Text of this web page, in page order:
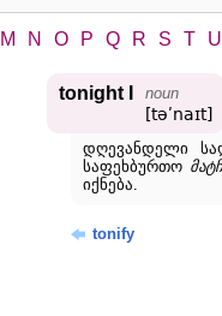
M N O P Q R S T U
tonight I noun
[təʹnaɪt]
დღევანდელი
საფეხბურთო
იქნება.
tonify